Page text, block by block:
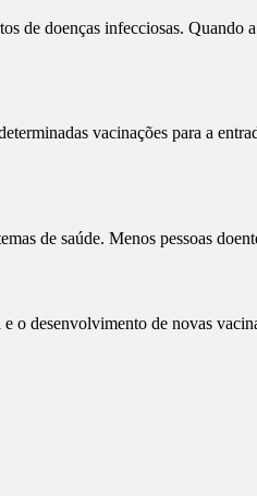
de doenças infecciosas.
vacinações para a
de saúde. Menos pessoas
o desenvolvimento de novas